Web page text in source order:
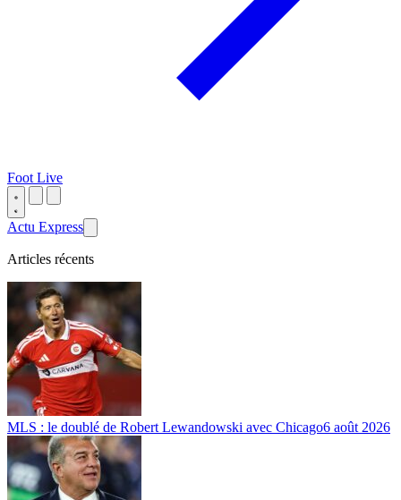
Foot Live
Actu Express
Articles récents
MLS : le doublé de Robert Lewandowski avec Chicago6 août 2026